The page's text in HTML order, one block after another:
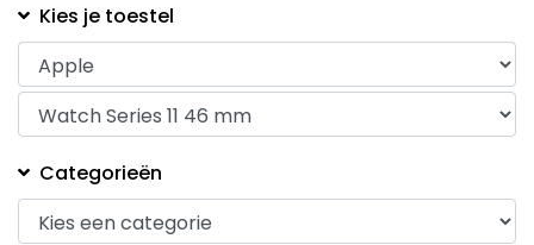
Kies je toestel
Categorieën